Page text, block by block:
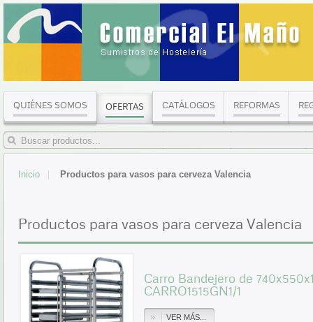
QUIÉNES SOMOS OFERTAS CATÁLOGOS REFORMAS
Inicio Productos para vasos para cerveza Valencia
Productos para vasos para cerveza Valencia
Carro Bandejero de
CARRO1515GN1/1
VER MÁS...